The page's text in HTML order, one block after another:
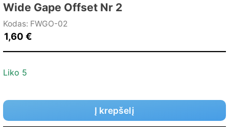
Wide Gape Offset Nr 2
Kodas: FWGO-02
1,60 €
Liko 5
Į krepšelį